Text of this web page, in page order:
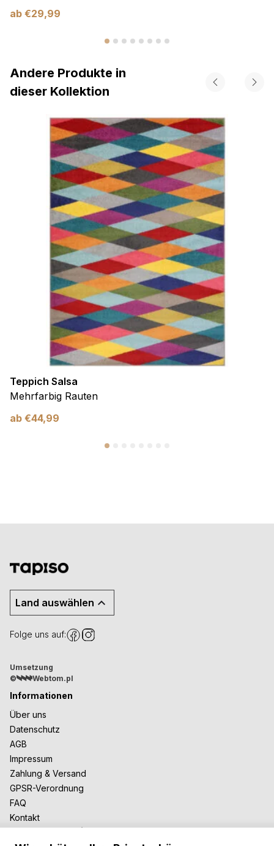
ab €29,99
Andere Produkte in
dieser Kollektion
Teppich Salsa
Mehrfarbig Rauten
ab €44,99
Land auswählen
Folge uns auf:
Umsetzung
©
Webtom.pl
Informationen
Über uns
Datenschutz
AGB
Impressum
Zahlung & Versand
GPSR-Verordnung
FAQ
Kontakt
Zusammenarbeit